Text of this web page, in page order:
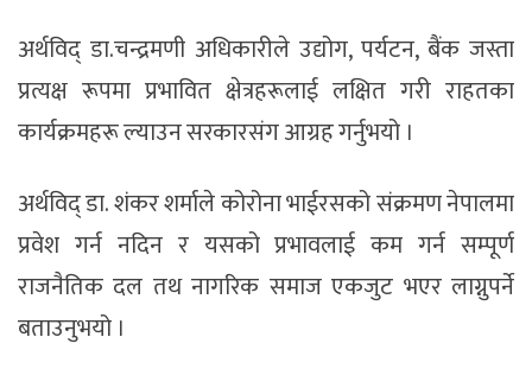
अर्थविद् डा.चन्द्रमणी अधिकारीले उद्योग, पर्यटन, बैंक जस्ता
प्रत्यक्ष रूपमा प्रभावित क्षेत्रहरूलाई लक्षित गरी राहतका
कार्यक्रमहरू ल्याउन सरकारसंग आग्रह गर्नुभयो ।
अर्थविद् डा. शंकर शर्माले कोरोना भाईरसको संक्रमण नेपालमा
प्रवेश गर्न नदिन र यसको प्रभावलाई कम गर्न सम्पूर्ण
राजनैतिक दल तथ नागरिक समाज एकजुट भएर लाग्नुपर्ने
बताउनुभयो ।